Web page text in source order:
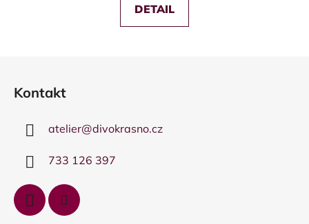
z
5
DETAIL
Kontakt
atelier@divokrasno.cz
733 126 397